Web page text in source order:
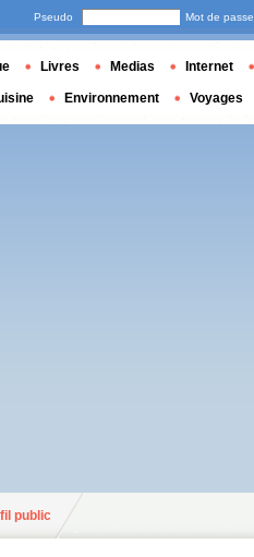
public
Pseudo Mot de passe
Livres Medias Internet
Environnement Voyages